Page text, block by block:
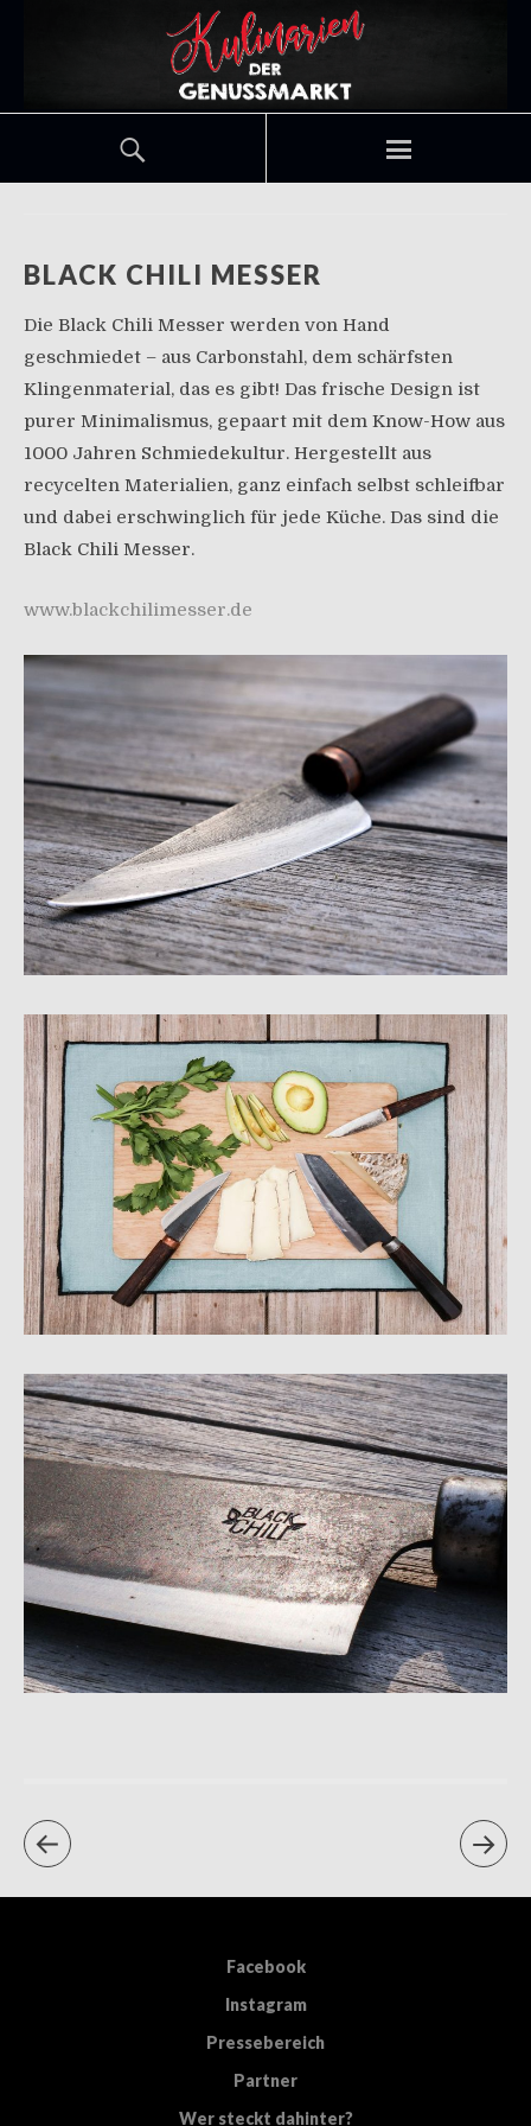
BLACK CHILI MESSER
Die Black Chili Messer werden von Hand
geschmiedet – aus Carbonstahl, dem schärfsten
Klingenmaterial, das es gibt! Das frische Design ist
purer Minimalismus, gepaart mit dem Know-How aus
1000 Jahren Schmiedekultur. Hergestellt aus
recycelten Materialien, ganz einfach selbst schleifbar
und dabei erschwinglich für jede Küche. Das sind die
Black Chili Messer.
www.blackchilimesser.de
Facebook
Instagram
Pressebereich
Partner
Wer steckt dahinter?